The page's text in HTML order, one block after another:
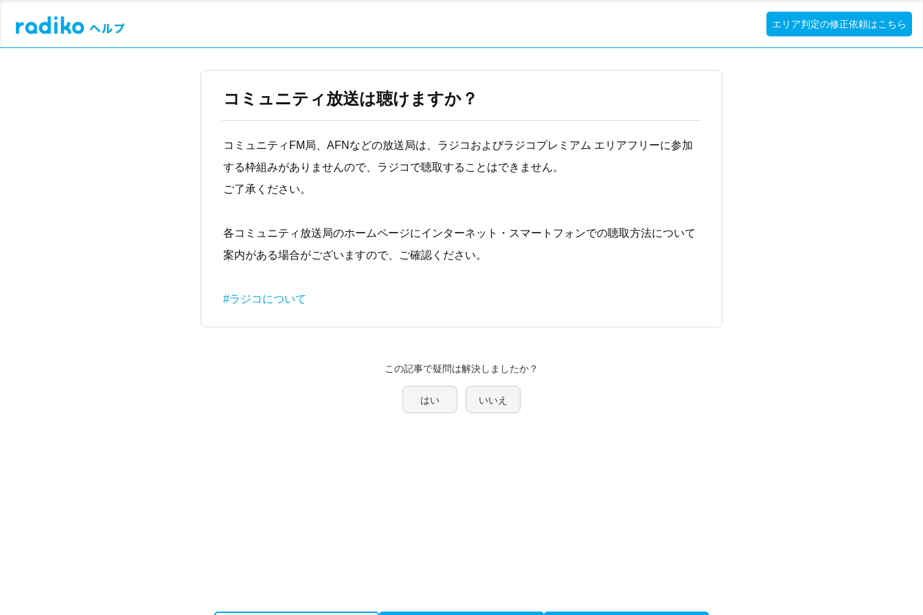
エリア判定の修正依頼はこちら
コミュニティ放送は聴けますか？
コミュニティFM局、AFNなどの放送局は、ラジコおよびラジコプレミアム エリアフリーに参加
する枠組みがありませんので、ラジコで聴取することはできません。
ご了承ください。
各コミュニティ放送局のホームページにインターネット・スマートフォンでの聴取方法について
案内がある場合がございますので、ご確認ください。
#ラジコについて
この記事で疑問は解決しましたか？
はい いいえ